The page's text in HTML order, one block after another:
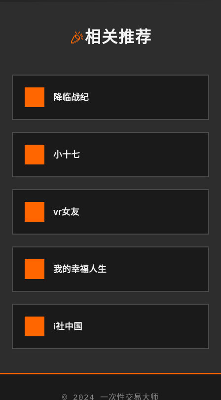
🎉相关推荐
降临战纪
小十七
vr女友
我的幸福人生
i社中国
© 2024 一次性交易大师